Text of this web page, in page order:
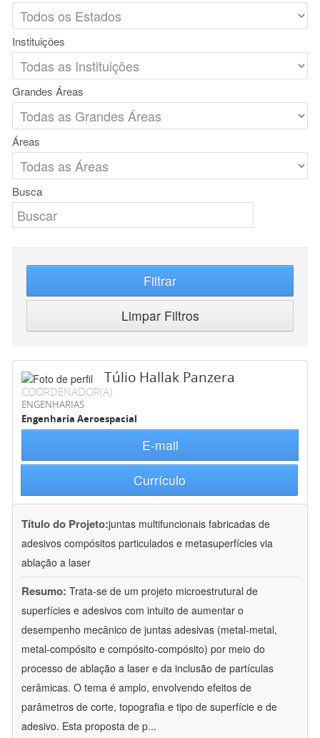
Instituições
Grandes Áreas
Áreas
Busca
Filtrar
Limpar Filtros
Túlio Hallak Panzera
COORDENADOR(A)
ENGENHARIAS
Engenharia Aeroespacial
E-mail
Currículo
Título do Projeto:juntas multifuncionais fabricadas de
adesivos compósitos particulados e metasuperfícies via
ablação a laser
Resumo: Trata-se de um projeto microestrutural de
superfícies e adesivos com intuito de aumentar o
desempenho mecânico de juntas adesivas (metal-metal,
metal-compósito e compósito-compósito) por meio do
processo de ablação a laser e da inclusão de partículas
cerâmicas. O tema é amplo, envolvendo efeitos de
parâmetros de corte, topografia e tipo de superfície e de
adesivo. Esta proposta de p...